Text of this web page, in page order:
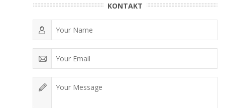
KONTAKT